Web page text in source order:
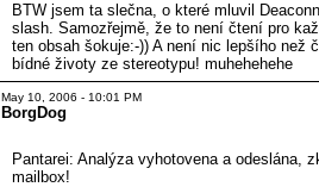
BTW jsem ta slečna, o které mluvil
slash. Samozřejmě, že to není čtení pro
ten obsah šokuje:-)) A není nic lepšího než
bídné životy ze stereotypu! muhehehehe
May 10, 2006 - 10:01 PM
BorgDog
Pantarei: Analýza vyhotovena a odeslána,
mailbox!